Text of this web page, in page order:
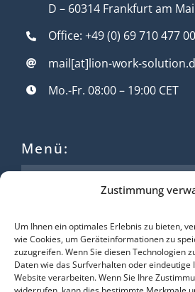
Zustimmung
Um Ihnen ein optimales Erlebnis zu bieten,
wie Cookies, um Geräteinformationen zu
zuzugreifen. Wenn Sie diesen Technologien
Daten wie das Surfverhalten oder
Website verarbeiten. Wenn Sie Ihre
D – 60314 Frankfurt am
Office: +49 (0) 69 710 477
mail[at]lion-work-
Mo.-Fr. 08:00 – 19:00 CET
Menü:
Über Lion
Kontakt